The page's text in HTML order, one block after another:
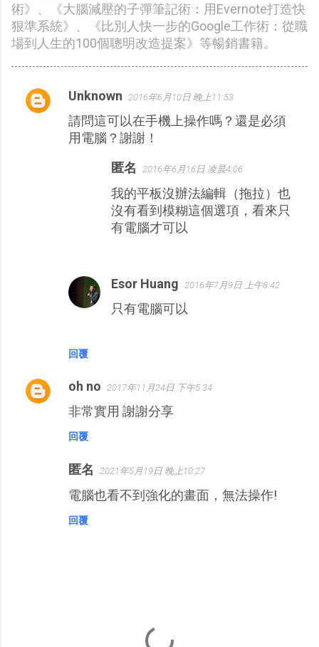
術》、《大腦減壓的子彈筆記術：用Evernote打造快
狠準系統》、《比別人快一步的Google工作術：從職
場到人生的100個聰明改造提案》等暢銷書籍。
留
Unknown 2016年6月10日 晚上11:53
請問這可以在手機上操作嗎？還是必須
用電腦？謝謝！
回覆
匿名 2016年6月16日 凌晨4:06
我的平板沒辦法編輯（拖拉）也
沒有看到模糊這個選項，看來只
有電腦才可以
Esor Huang 2016年7月9日 上午8:42
只有電腦可以
oh no 2017年11月24日 下午5:34
非常實用 謝謝分享
回覆
匿名 2021年5月19日 晚上10:27
電腦也看不到強化的畫面，無法操作!
回覆